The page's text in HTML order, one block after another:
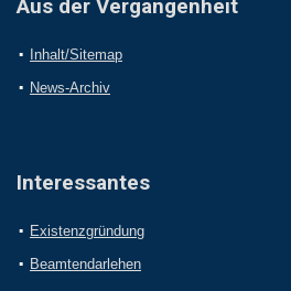
Aus der Vergangenheit
Inhalt/Sitemap
News-Archiv
Interessantes
Existenzgründung
Beamtendarlehen